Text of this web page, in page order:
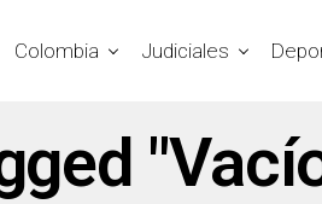
Colombia Judiciales